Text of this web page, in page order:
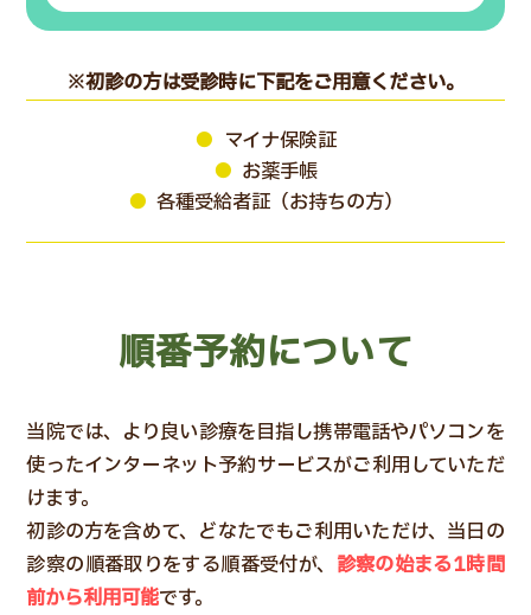
※初診の方は受診時に下記をご用意ください。
マイナ保険証
お薬手帳
各種受給者証（お持ちの方）
順番予約について
当院では、より良い診療を目指し携帯電話やパソコンを
使ったインターネット予約サービスがご利用していただ
けます。
初診の方を含めて、どなたでもご利用いただけ、当日の
診察の順番取りをする順番受付が、 診察の始まる1時間
前から利用可能です。